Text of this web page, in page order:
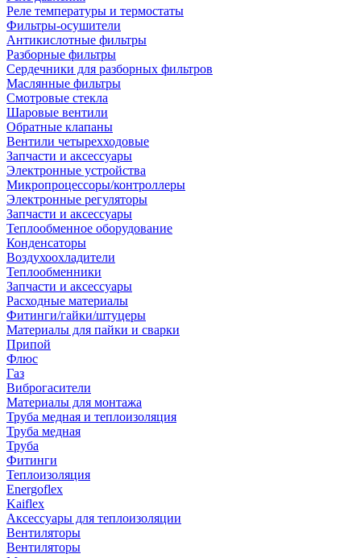
Реле температуры и термостаты
Фильтры-осушители
Антикислотные фильтры
Разборные фильтры
Сердечники для разборных фильтров
Маслянные фильтры
Смотровые стекла
Шаровые вентили
Обратные клапаны
Вентили четырехходовые
Запчасти и аксессуары
Электронные устройства
Микропроцессоры/контроллеры
Электронные регуляторы
Запчасти и аксессуары
Теплообменное оборудование
Конденсаторы
Воздухоохладители
Теплообменники
Запчасти и аксессуары
Расходные материалы
Фитинги/гайки/штуцеры
Материалы для пайки и сварки
Припой
Флюс
Газ
Виброгасители
Материалы для монтажа
Труба медная и теплоизоляция
Труба медная
Труба
Фитинги
Теплоизоляция
Energoflex
Kaiflex
Аксессуары для теплоизоляции
Вентиляторы
Вентиляторы